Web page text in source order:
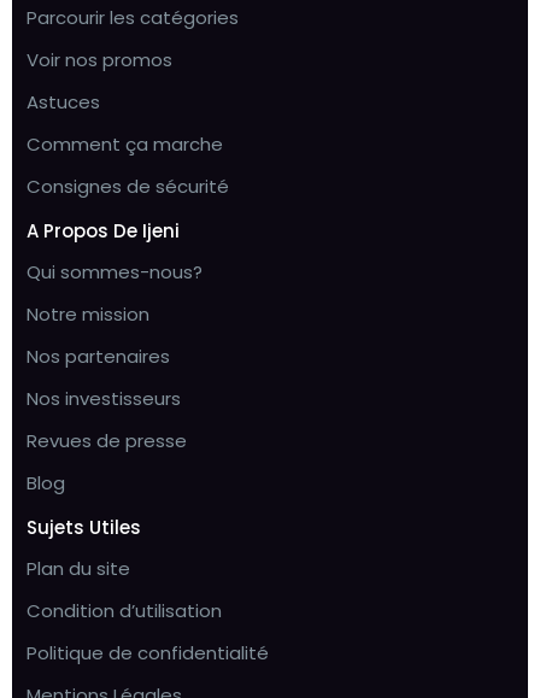
Parcourir les catégories
Voir nos promos
Astuces
Comment ça marche
Consignes de sécurité
A Propos De Ijeni
Qui sommes-nous?
Notre mission
Nos partenaires
Nos investisseurs
Revues de presse
Blog
Sujets Utiles
Plan du site
Condition d’utilisation
Politique de confidentialité